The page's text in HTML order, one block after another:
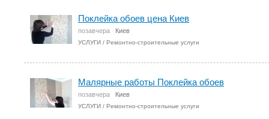
Поклейка обоев цена Киев
позавчера Киев
УСЛУГИ / Ремонтно-строительные услуги
Малярные работы Поклейка обоев
позавчера Киев
УСЛУГИ / Ремонтно-строительные услуги